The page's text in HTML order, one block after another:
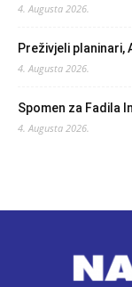
4. Augusta 2026.
Preživjeli planinari,
4. Augusta 2026.
Spomen za Fadila
4. Augusta 2026.